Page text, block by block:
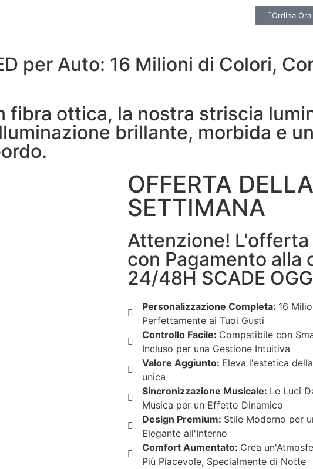
Ordina Ora
per Auto: 16 Milioni di Colori,
fibra ottica, la nostra striscia
brillante, morbida e
OFFERTA DELLA
SETTIMANA
Attenzione!
con Pagamento alla
24/48H SCADE
Personalizzazione Completa: 16
Perfettamente ai Tuoi Gusti
Controllo Facile: Compatibile con
Incluso per una Gestione Intuitiva
Valore Aggiunto: Eleva l'estetica
unica
Sincronizzazione Musicale: Le Luci
Musica per un Effetto Dinamico
Design Premium: Stile Moderno per
Elegante all'Interno
Comfort Aumentato: Crea
Più Piacevole, Specialmente di Notte